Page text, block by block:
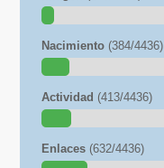
Nacimiento (384/4436)
Actividad (413/4436)
Enlaces (632/4436)